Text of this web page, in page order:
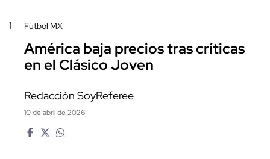
1 Futbol MX
América baja precios tras críticas
en el Clásico Joven
Redacción SoyReferee
10 de abril de 2026